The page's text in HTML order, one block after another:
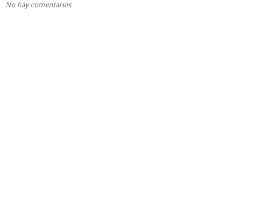
No hay comentarios